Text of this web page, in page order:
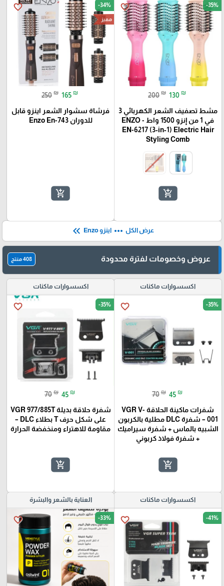
favorite_border -35%
200 ₪ 130 ₪
مشط تصفيف الشعر الكهربائي 3
في 1 من إنزو 1500 واط - ENZO
EN-6217 (3‑in‑1) Electric Hair
Styling Comb
add_shopping_cart
favorite_border -34%
مميز
250 ₪ 165 ₪
فرشاة سشوار الشعر اينزو قابل
للدوران Enzo En-743
add_shopping_cart
عرض الكل more_horiz اينزو Enzo keyboard_double_arrow_left
عروض وخصومات لفترة محدودة 408 منتج
اكسسوارات ماكنات
favorite_border -35%
70 ₪ 45 ₪
شفرات ماكينة الحلاقة VGR V-
001 – شفرة DLC مطلية بالكربون
الشبيه بالماس + شفرة سيراميك
+ شفرة فولاذ كربوني
add_shopping_cart
اكسسوارات ماكنات
favorite_border -35%
70 ₪ 45 ₪
شفرة حلاقة بديلة VGR 977/885T
على شكل حرف T بطلاء DLC –
مقاومة للاهتراء ومنخفضة الحرارة
add_shopping_cart
اكسسوارات ماكنات
favorite_border -41%
العناية بالشعر والبشرة
favorite_border -33%